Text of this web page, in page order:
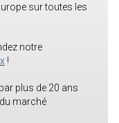
sur toutes les
notre
!
plus de 20 ans
marché